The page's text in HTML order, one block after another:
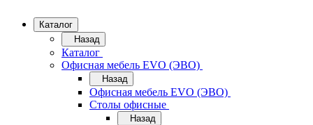
Каталог
Назад
Каталог
Офисная мебель EVO (ЭВО)
Назад
Офисная мебель EVO (ЭВО)
Cтолы офисные
Назад